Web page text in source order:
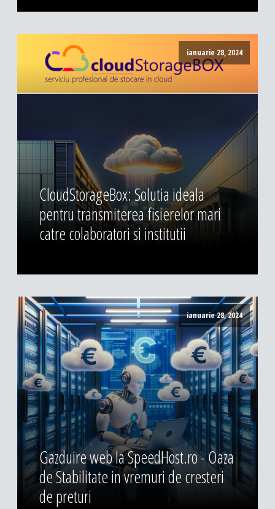
ianuarie 28, 2024
CloudStorageBox: Solutia ideala
pentru transmiterea fisierelor mari
catre colaboratori si institutii
ianuarie 28, 2024
Gazduire web la SpeedHost.ro - Oaza
de Stabilitate in vremuri de cresteri
de preturi